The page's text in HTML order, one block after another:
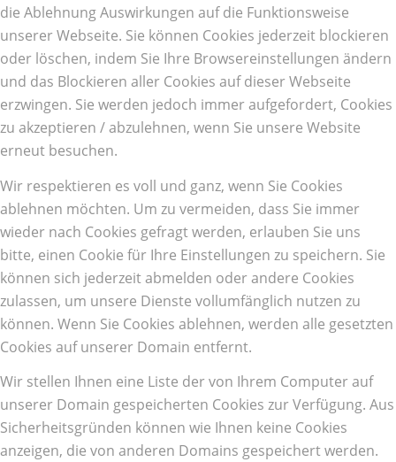
die Ablehnung Auswirkungen auf die Funktionsweise
unserer Webseite. Sie können Cookies jederzeit blockieren
oder löschen, indem Sie Ihre Browsereinstellungen ändern
und das Blockieren aller Cookies auf dieser Webseite
erzwingen. Sie werden jedoch immer aufgefordert, Cookies
zu akzeptieren / abzulehnen, wenn Sie unsere Website
erneut besuchen.
Wir respektieren es voll und ganz, wenn Sie Cookies
ablehnen möchten. Um zu vermeiden, dass Sie immer
wieder nach Cookies gefragt werden, erlauben Sie uns
bitte, einen Cookie für Ihre Einstellungen zu speichern. Sie
können sich jederzeit abmelden oder andere Cookies
zulassen, um unsere Dienste vollumfänglich nutzen zu
können. Wenn Sie Cookies ablehnen, werden alle gesetzten
Cookies auf unserer Domain entfernt.
Wir stellen Ihnen eine Liste der von Ihrem Computer auf
unserer Domain gespeicherten Cookies zur Verfügung. Aus
Sicherheitsgründen können wie Ihnen keine Cookies
anzeigen, die von anderen Domains gespeichert werden.